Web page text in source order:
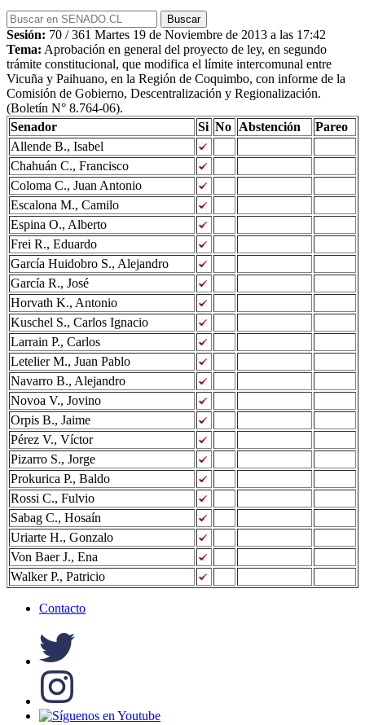
Sesión: 70 / 361 Martes 19 de Noviembre de 2013 a las 17:42
Tema: Aprobación en general del proyecto de ley, en segundo
trámite constitucional, que modifica el límite intercomunal entre
Vicuña y Paihuano, en la Región de Coquimbo, con informe de la
Comisión de Gobierno, Descentralización y Regionalización.
(Boletín N° 8.764-06).
Senador
Si No Abstención
Pareo
Allende B., Isabel
Chahuán C., Francisco
Coloma C., Juan Antonio
Escalona M., Camilo
Espina O., Alberto
Frei R., Eduardo
García Huidobro S., Alejandro
García R., José
Horvath K., Antonio
Kuschel S., Carlos Ignacio
Larrain P., Carlos
Letelier M., Juan Pablo
Navarro B., Alejandro
Novoa V., Jovino
Orpis B., Jaime
Pérez V., Víctor
Pizarro S., Jorge
Prokurica P., Baldo
Rossi C., Fulvio
Sabag C., Hosaín
Uriarte H., Gonzalo
Von Baer J., Ena
Walker P., Patricio
Contacto